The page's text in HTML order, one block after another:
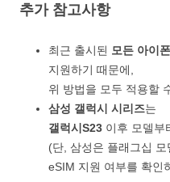
추가 참고사항
최근 출시된 모든 아이
지원하기 때문에,
위 방법을 모두 적용할
삼성 갤럭시 시리즈는
갤럭시S23 이후 모델부
(단, 삼성은 플래그십
eSIM 지원 여부를 확인